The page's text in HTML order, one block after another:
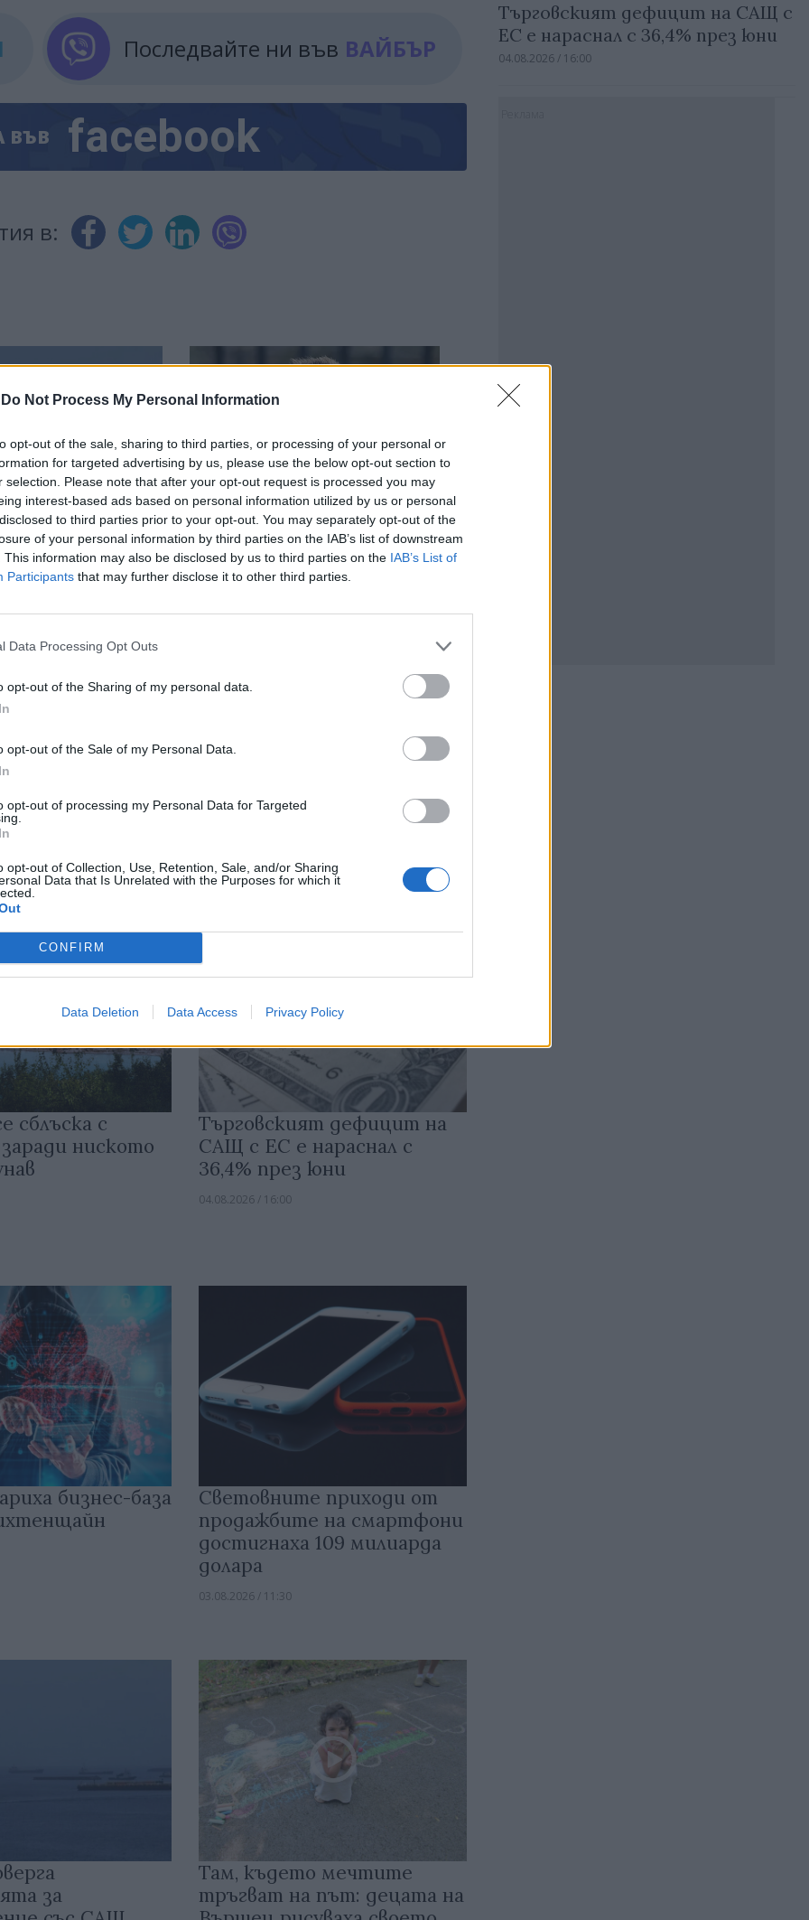
Do Not Process My Personal Information
opt-out of the sale, sharing to third parties, or processing of your personal or
for targeted advertising by us, please use the below opt-out section to
selection. Please note that after your opt-out request is processed you may
interest-based ads based on personal information utilized by us or personal
to third parties prior to your opt-out. You may separately opt-out of the
of your personal information by third parties on the IAB’s list of downstream
This information may also be disclosed by us to third parties on the IAB’s List of
Participants that may further disclose it to other third parties.
Data Processing Opt Outs
opt-out of the Sharing of my personal data.
opt-out of the Sale of my Personal Data.
opt-out of processing my Personal Data for Targeted
opt-out of Collection, Use, Retention, Sale, and/or Sharing
Data that Is Unrelated with the Purposes for which it
CONFIRM
Data Deletion Data Access Privacy Policy
Последвайте ни във ВАЙБЪР
ВЪВ facebook
в:
за
със САЩ
Мъск с мрачни прогнози за
икономическото бъдеще
военноморски дронове
Previous
ВИЖ ВСИЧКИ
сблъска с
ниското
Търговският дефицит на
САЩ с ЕС е нараснал с
36,4% през юни
04.08.2026 / 16:00
бизнес-база
Световните приходи от
продажбите на смартфони
достигнаха 109 милиарда
долара
03.08.2026 / 11:30
за
Там, където мечтите
тръгват на път: децата на
Търговският дефицит на САЩ с
ЕС е нараснал с 36,4% през юни
04.08.2026 / 16:00